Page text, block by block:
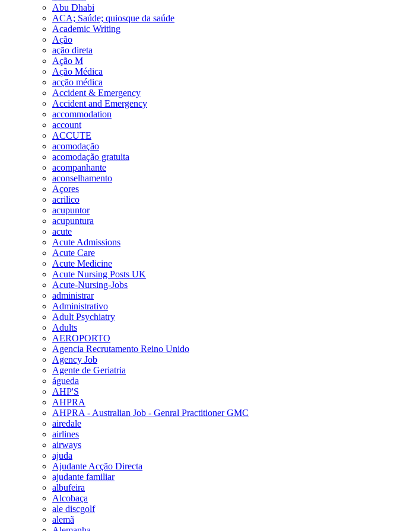
Abu Dhabi
ACA; Saúde; quiosque da saúde
Academic Writing
Ação
ação direta
Ação M
Ação Médica
acção médica
Accident & Emergency
Accident and Emergency
accommodation
account
ACCUTE
acomodação
acomodação gratuita
acompanhante
aconselhamento
Açores
acrilico
acupuntor
acupuntura
acute
Acute Admissions
Acute Care
Acute Medicine
Acute Nursing Posts UK
Acute-Nursing-Jobs
administrar
Administrativo
Adult Psychiatry
Adults
AEROPORTO
Agencia Recrutamento Reino Unido
Agency Job
Agente de Geriatria
águeda
AHP'S
AHPRA
AHPRA - Australian Job - Genral Practitioner GMC
airedale
airlines
airways
ajuda
Ajudante Acção Directa
ajudante familiar
albufeira
Alcobaça
ale discgolf
alemã